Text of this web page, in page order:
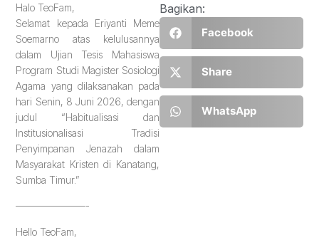
Halo TeoFam,
Selamat kepada Eriyanti Meme
Soemarno atas kelulusannya
dalam Ujian Tesis Mahasiswa
Program Studi Magister Sosiologi
Agama yang dilaksanakan pada
hari Senin, 8 Juni 2026, dengan
judul “Habitualisasi dan
Institusionalisasi Tradisi
Penyimpanan Jenazah dalam
Masyarakat Kristen di Kanatang,
Sumba Timur.”
———————-
Hello TeoFam,
Bagikan:
Facebook
Share
WhatsApp